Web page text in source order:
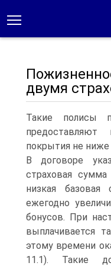
двумя
Такие полисы
предоставляют
покрытия не ниже
В договоре
страховая
низкая базовая
ежегодно
бонусов. При
выплачивается
этому времени
11.1). Такие